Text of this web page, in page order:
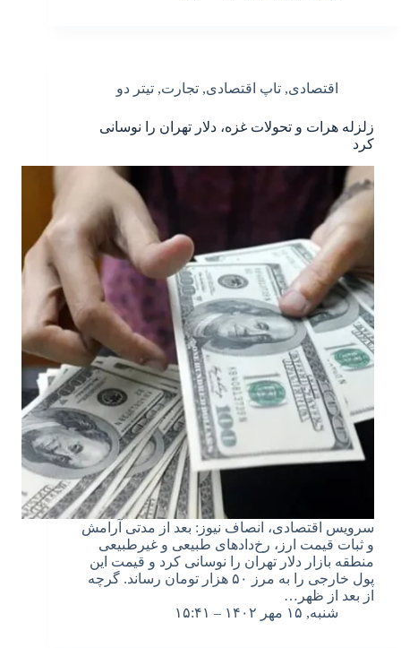
اقتصادی, تاپ اقتصادی, تجارت, تیتر دو
زلزله هرات و تحولات غزه، دلار تهران را نوسانی
کرد
سرویس اقتصادی، انصاف نیوز: بعد از مدتی آرامش
و ثبات قیمت ارز، رخ‌دادهای طبیعی و غیرطبیعی
منطقه بازار دلار تهران را نوسانی کرد و قیمت این
پول خارجی را به مرز ۵۰ هزار تومان رساند. گرچه
از بعد از ظهر…
شنبه, ۱۵ مهر ۱۴۰۲ – ۱۵:۴۱